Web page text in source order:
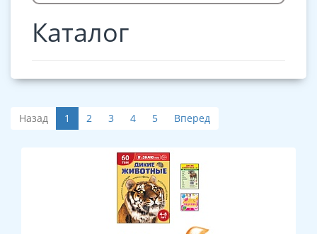
Каталог
Назад 1 2 3 4 5 Вперед